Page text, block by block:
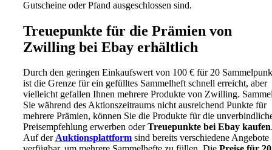
Gutscheine oder Pfand ausgeschlossen sind.
Treuepunkte für die Prämien von
Zwilling bei Ebay erhältlich
Durch den geringen Einkaufswert von 100 € für 20
ist die Grenze für ein gefülltes Sammelheft schnell erreicht, aber
vielleicht gefallen Ihnen mehrere Produkte von Zwilling.
Sie während des Aktionszeitraums nicht ausreichend Punkte für
mehrere Prämien, können Sie die Produkte für die
Preisempfehlung erwerben oderTreuepunkte bei Ebay kaufen
Auf derAuktionsplattform sind bereits verschiedene Angebote